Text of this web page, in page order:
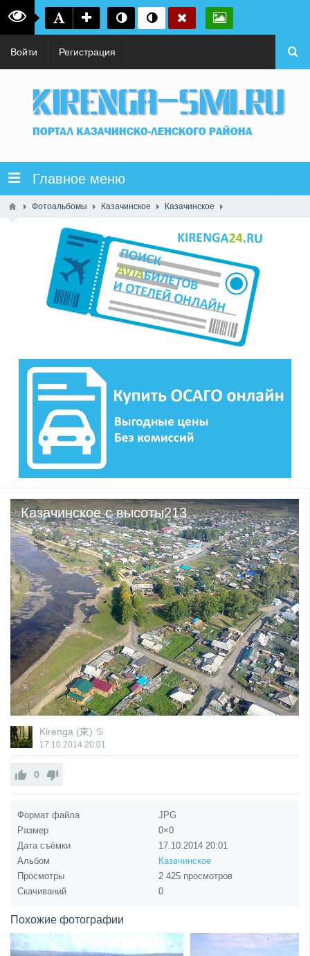
Войти Регистрация
Главное меню
Фотоальбомы Казачинское Казачинское
Казачинское с высоты213
Kirenga (東) ♋
17.10.2014 20:01
0
Формат файла
JPG
Размер
0×0
Дата съёмки
17.10.2014 20:01
Альбом
Казачинское
Просмотры
2 425 просмотров
Скачиваний
0
Похожие фотографии